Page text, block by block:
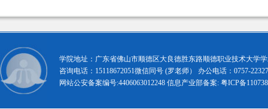
学院地址：广东省佛山市顺德区大良德胜东路顺德职业技术大学
咨询电话：15118672051微信同号 (罗老师） 办公电话：0757-
网站公安备案编号:4406063012248 信息产业部备案:粤ICP备